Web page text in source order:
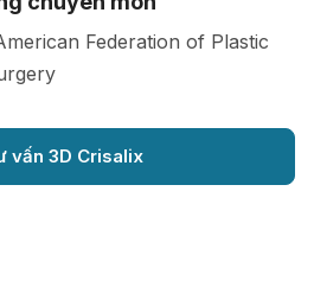
Federation of Plastic
vấn 3D Crisalix